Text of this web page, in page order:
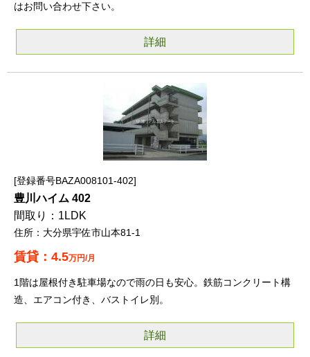
はお問い合わせ下さい。
詳細
登録番号BAZA008101-402
豊川ハイム 402
1LDK
大分県宇佐市山本81-1
4.5万円/月
1階は屋根付き駐車場なので雨の日も安心。鉄筋コンクリート構
造、エアコン付き、バストイレ別。
詳細